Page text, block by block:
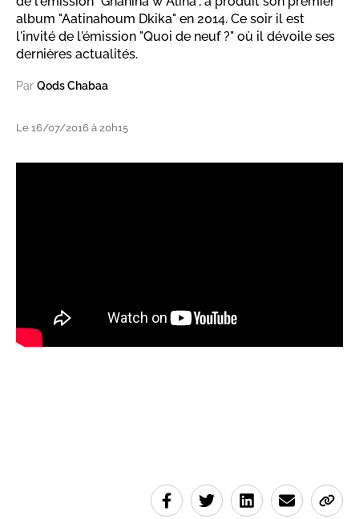
album "Aatinahoum Dkika" en 2014. Ce soir il est
l'invité de l'émission "Quoi de neuf ?" où il dévoile ses
dernières actualités.
Par Qods Chabaa
Le 16/07/2016 à 20h15